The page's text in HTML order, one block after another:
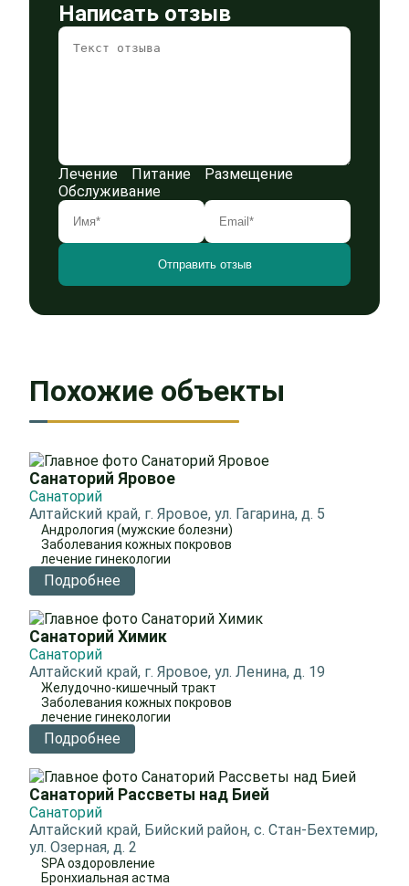
Написать отзыв
Лечение Питание
Размещение
Обслуживание
Похожие объекты
Санаторий Яровое
Санаторий
Алтайский край, г. Яровое, ул. Гагарина, д. 5
Андрология (мужские болезни)
Заболевания кожных покровов
лечение гинекологии
Подробнее
Санаторий Химик
Санаторий
Алтайский край, г. Яровое, ул. Ленина, д. 19
Желудочно-кишечный тракт
Заболевания кожных покровов
лечение гинекологии
Подробнее
Санаторий Рассветы над Бией
Санаторий
Алтайский край, Бийский район, с. Стан-Бехтемир,
ул. Озерная, д. 2
SPA оздоровление
Бронхиальная астма